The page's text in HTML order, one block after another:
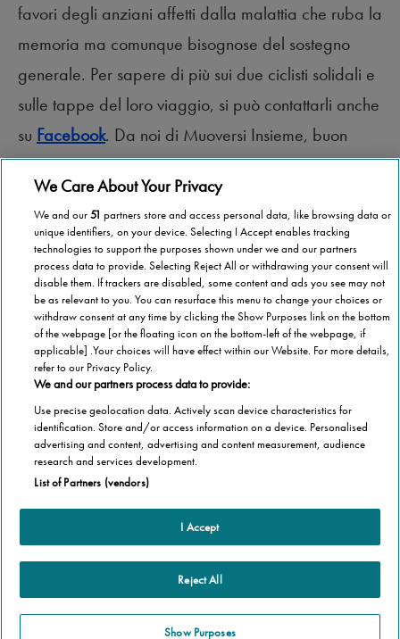
favori degli anziani affetti dalla malattia che ruba la
memoria ma comunque bisognose del sostegno
generale. Per sapere di più sui due ciclisti solidali e
sulle tappe del loro viaggio, si può contattarli anche
su Facebook. Da noi di Muoversi Insieme, buon
viaggio!
Categorie
Casa
Terza Età
Cookie Policy
Privacy Policy
Altre informazioni
We Care About Your Privacy
We and our51 partners store and access personal data, like browsing data or
unique identifiers, on your device. Selecting I Accept enables tracking
technologies to support the purposes shown under we and our partners
process data to provide. Selecting Reject All or withdrawing your consent will
disable them. If trackers are disabled, some content and ads you see may not
be as relevant to you. You can resurface this menu to change your choices or
withdraw consent at any time by clicking the Show Purposes link on the bottom
of the webpage [or the floating icon on the bottom-left of the webpage, if
applicable] .Your choices will have effect within our Website. For more details,
refer to our Privacy Policy.
We and our partners process data to provide:
Use precise geolocation data. Actively scan device characteristics for
identification. Store and/or access information on a device. Personalised
advertising and content, advertising and content measurement, audience
research and services development.
List of Partners (vendors)
I Accept
Reject All
Show Purposes